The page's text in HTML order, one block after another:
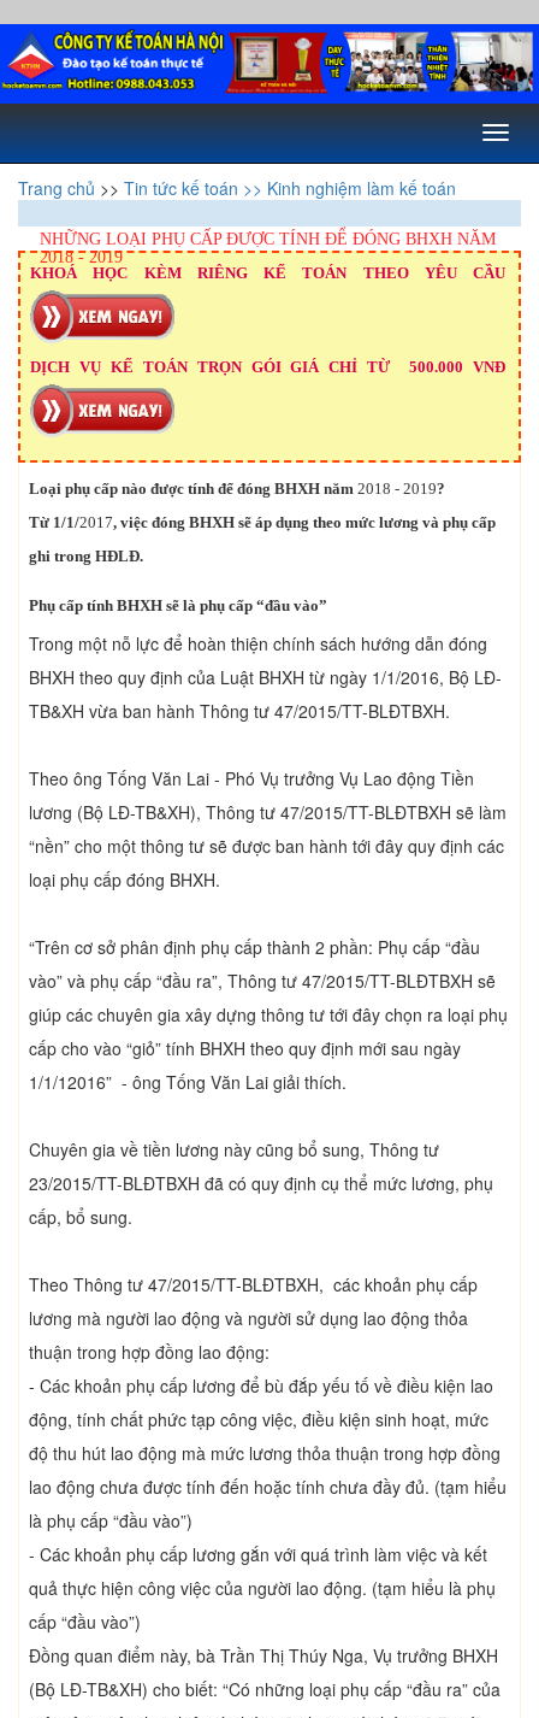
Toggle
Trang chủ >> Tin tức kế toán >> Kinh nghiệm làm kế toán
NHỮNG LOẠI PHỤ CẤP ĐƯỢC TÍNH ĐỂ ĐÓNG BHXH NĂM
2018 - 2019
KHOÁ HỌC KÈM RIÊNG KẾ TOÁN THEO YÊU CẦU
DỊCH VỤ KẾ TOÁN TRỌN GÓI GIÁ CHỈ TỪ 500.000 VNĐ
Loại phụ cấp nào được tính để đóng BHXH năm 2018 - 2019?
Từ 1/1/2017, việc đóng BHXH sẽ áp dụng theo mức lương và phụ cấp
ghi trong HĐLĐ.
Phụ cấp tính BHXH sẽ là phụ cấp “đầu vào”
Trong một nỗ lực để hoàn thiện chính sách hướng dẫn đóng
BHXH theo quy định của Luật BHXH từ ngày 1/1/2016, Bộ LĐ-
TB&XH vừa ban hành Thông tư 47/2015/TT-BLĐTBXH.
Theo ông Tống Văn Lai - Phó Vụ trưởng Vụ Lao động Tiền
lương (Bộ LĐ-TB&XH), Thông tư 47/2015/TT-BLĐTBXH sẽ làm
“nền” cho một thông tư sẽ được ban hành tới đây quy định các
loại phụ cấp đóng BHXH.
“Trên cơ sở phân định phụ cấp thành 2 phần: Phụ cấp “đầu
vào” và phụ cấp “đầu ra”, Thông tư 47/2015/TT-BLĐTBXH sẽ
giúp các chuyên gia xây dựng thông tư tới đây chọn ra loại phụ
cấp cho vào “giỏ” tính BHXH theo quy định mới sau ngày
1/1/12016” - ông Tống Văn Lai giải thích.
Chuyên gia về tiền lương này cũng bổ sung, Thông tư
23/2015/TT-BLĐTBXH đã có quy định cụ thể mức lương, phụ
cấp, bổ sung.
Theo Thông tư 47/2015/TT-BLĐTBXH, các khoản phụ cấp
lương mà người lao động và người sử dụng lao động thỏa
thuận trong hợp đồng lao động:
- Các khoản phụ cấp lương để bù đắp yếu tố về điều kiện lao
động, tính chất phức tạp công việc, điều kiện sinh hoạt, mức
độ thu hút lao động mà mức lương thỏa thuận trong hợp đồng
lao động chưa được tính đến hoặc tính chưa đầy đủ. (tạm hiểu
là phụ cấp “đầu vào”)
- Các khoản phụ cấp lương gắn với quá trình làm việc và kết
quả thực hiện công việc của người lao động. (tạm hiểu là phụ
cấp “đầu vào”)
Đồng quan điểm này, bà Trần Thị Thúy Nga, Vụ trưởng BHXH
(Bộ LĐ-TB&XH) cho biết: “Có những loại phụ cấp “đầu ra” của